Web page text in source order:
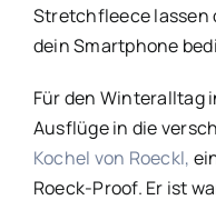
Stretchfleece lassen
dein Smartphone
Für den Winteralltag
Ausflüge in die
Kochel von Roeckl,
Roeck-Proof. Er ist